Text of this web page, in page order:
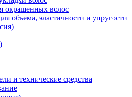
окрашенных волос
объема, эластичности и упругости
и технические средства